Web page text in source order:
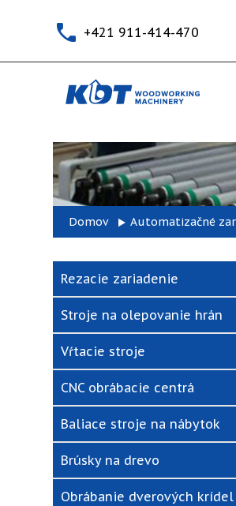
+421 911-414-470
Domov Automatizačné
Rezacie zariadenie
Stroje na olepovanie hrán
Vŕtacie stroje
CNC obrábacie centrá
Baliace stroje na nábytok
Brúsky na drevo
Obrábanie dverových krídel